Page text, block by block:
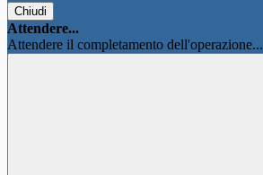
Chiudi
Attendere...
Attendere il completamento dell'operazione...